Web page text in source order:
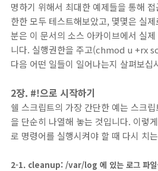
명하기 위해서 최대한 예제들을 통해
한한 모두 테스트해보았고, 몇몇은 실
분은 이 문서의 소스 아카이브에서 실
니다. 실행권한을 주고(chmod u +rx
다음 어떤 일들이 일어나는지 살펴보십
2장. #!으로 시작하기
쉘 스크립트의 가장 간단한 예는 스크
을 단순히 나열해 놓는 것입니다. 이렇
로 명령어를 실행시켜야 할 때 다시 치
2-1. cleanup: /var/log 에 있는 로그 파일